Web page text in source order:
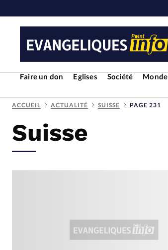
Faire un don Eglises Société Monde
RUBRIQUES
Toute l'actualité
Politique
ACCUEIL ACTUALITÉ SUISSE PAGE 231
Suisse